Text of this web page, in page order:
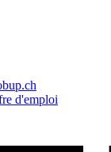
d'emploi